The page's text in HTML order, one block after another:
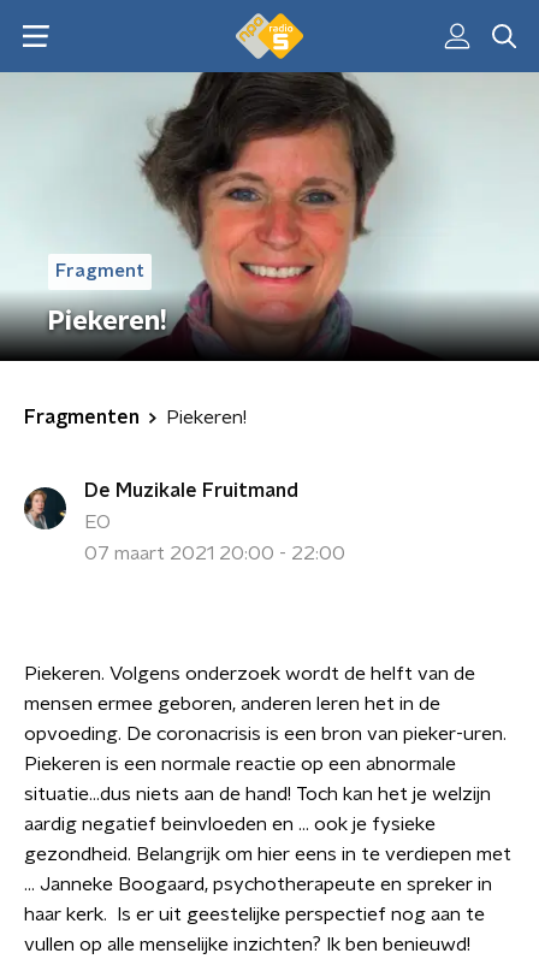
Fragment
Piekeren!
Fragmenten Piekeren!
De Muzikale Fruitmand
EO
07 maart 2021 20:00 - 22:00
Piekeren. Volgens onderzoek wordt de helft van de
mensen ermee geboren, anderen leren het in de
opvoeding. De coronacrisis is een bron van pieker-uren.
Piekeren is een normale reactie op een abnormale
situatie...dus niets aan de hand! Toch kan het je welzijn
aardig negatief beinvloeden en … ook je fysieke
gezondheid. Belangrijk om hier eens in te verdiepen met
… Janneke Boogaard, psychotherapeute en spreker in
haar kerk. Is er uit geestelijke perspectief nog aan te
vullen op alle menselijke inzichten? Ik ben benieuwd!